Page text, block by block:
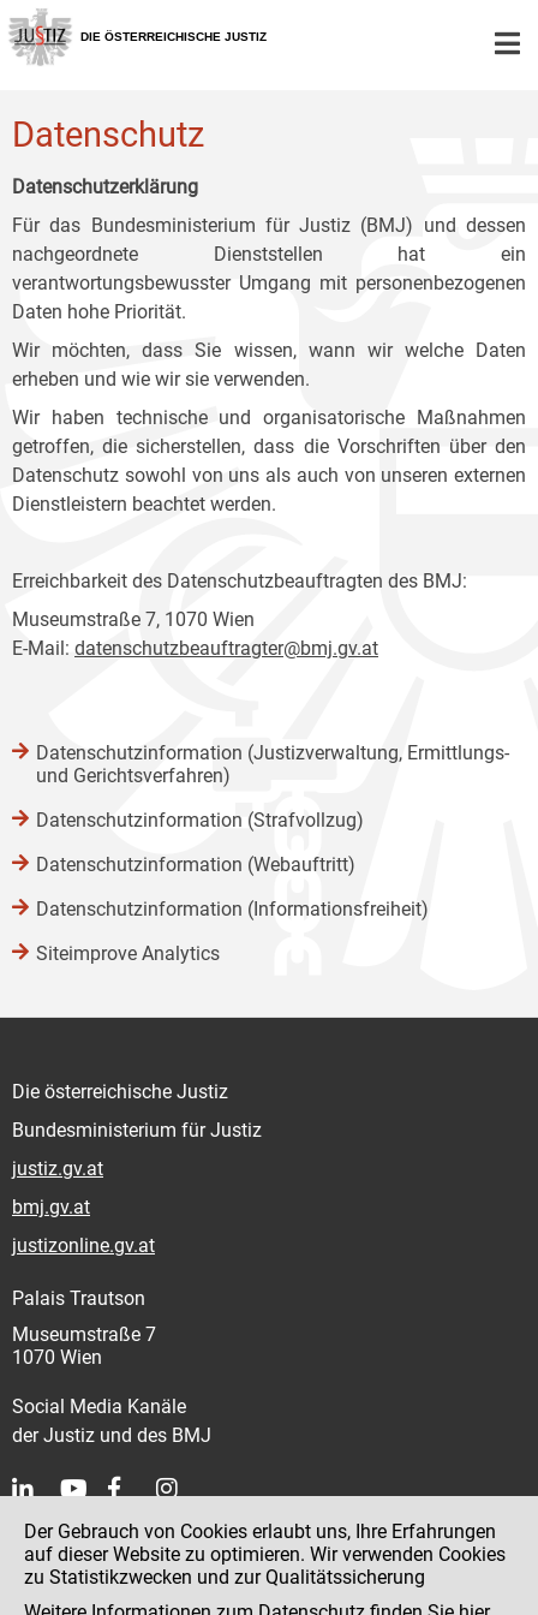
Zur
Hauptnavigation
[1]
Zum
Inhalt
[2]
Zum
Untermenü
[3]
DIE ÖSTERREICHISCHE JUSTIZ
Datenschutz
Datenschutzerklärung
Für das Bundesministerium für Justiz (BMJ) und dessen
nachgeordnete Dienststellen hat ein
verantwortungsbewusster Umgang mit personenbezogenen
Daten hohe Priorität.
Wir möchten, dass Sie wissen, wann wir welche Daten
erheben und wie wir sie verwenden.
Wir haben technische und organisatorische Maßnahmen
getroffen, die sicherstellen, dass die Vorschriften über den
Datenschutz sowohl von uns als auch von unseren externen
Dienstleistern beachtet werden.
Erreichbarkeit des Datenschutzbeauftragten des BMJ:
Museumstraße 7, 1070 Wien
E-Mail: datenschutzbeauftragter@bmj.gv.at
Datenschutzinformation (Justizverwaltung, Ermittlungs-
und Gerichtsverfahren)
Datenschutzinformation (Strafvollzug)
Datenschutzinformation (Webauftritt)
Datenschutzinformation (Informationsfreiheit)
Siteimprove Analytics
Die österreichische Justiz
Bundesministerium für Justiz
justiz.gv.at
bmj.gv.at
justizonline.gv.at
Palais Trautson
Museumstraße 7
1070 Wien
Social Media Kanäle
der Justiz und des BMJ
Kontakt
Impressum
Der Gebrauch von Cookies erlaubt uns, Ihre Erfahrungen
auf dieser Website zu optimieren. Wir verwenden Cookies
zu Statistikzwecken und zur Qualitätssicherung